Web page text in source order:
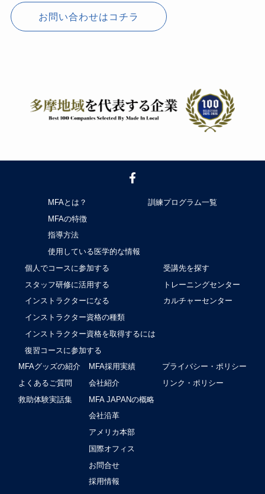
お問い合わせはコチラ
MFAとは？
MFAの特徴
指導方法
使用している医学的な情報
訓練プログラム一覧
個人でコースに参加する
スタッフ研修に活用する
インストラクターになる
インストラクター資格の種類
インストラクター資格を取得するには
復習コースに参加する
受講先を探す
トレーニングセンター
カルチャーセンター
MFAグッズの紹介
よくあるご質問
救助体験実話集
MFA採用実績
会社紹介
MFA JAPANの概略
会社沿革
アメリカ本部
国際オフィス
お問合せ
採用情報
プライバシー・ポリシー
リンク・ポリシー